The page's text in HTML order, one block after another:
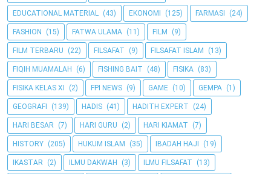
EDUCATIONAL MATERIAL (43) EKONOMI (125) FARMASI (24)
FASHION (15) FATWA ULAMA (11) FILM (9)
FILM TERBARU (22) FILSAFAT (9) FILSAFAT ISLAM (13)
FIQIH MUAMALAH (6) FISHING BAIT (48) FISIKA (83)
FISIKA KELAS XI (2) FPI NEWS (9) GAME (10) GEMPA (1)
GEOGRAFI (139) HADIS (41) HADITH EXPERT (24)
HARI BESAR (7) HARI GURU (2) HARI KIAMAT (7)
HISTORY (205) HUKUM ISLAM (35) IBADAH HAJI (19)
IKASTAR (2) ILMU DAKWAH (3) ILMU FILSAFAT (13)